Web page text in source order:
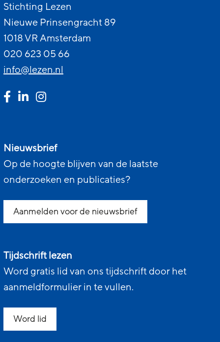
Stichting Lezen
Nieuwe Prinsengracht 89
1018 VR Amsterdam
020 623 05 66
info@lezen.nl
Nieuwsbrief
Op de hoogte blijven van de laatste
onderzoeken en publicaties?
Aanmelden voor de nieuwsbrief
Tijdschrift lezen
Word gratis lid van ons tijdschrift door het
aanmeldformulier in te vullen.
Word lid